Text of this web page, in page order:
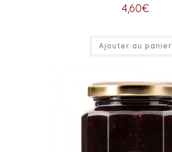
4,60€
Ajouter au panier